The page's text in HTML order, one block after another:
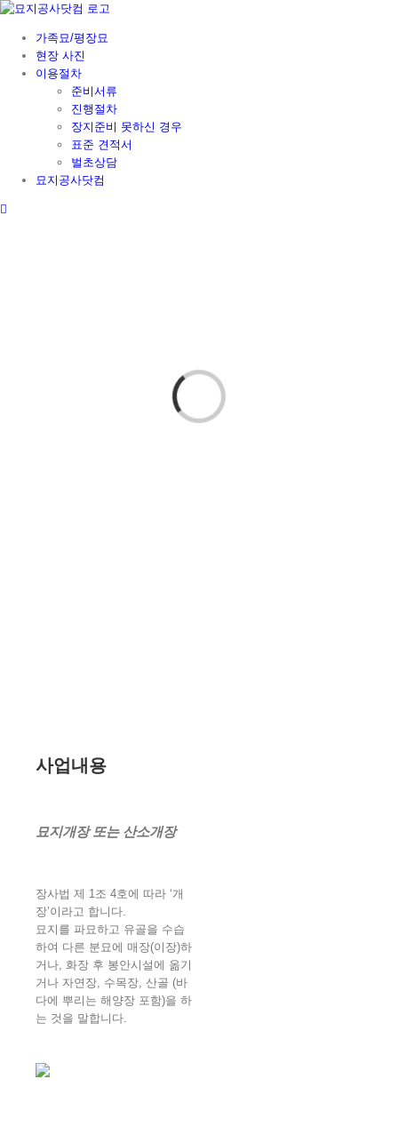
Skip
content가족묘/평장묘
현장 사진
이용절차
준비서류
진행절차
장지준비 못하신 경우
표준 견적서
벌초상담
묘지공사닷컴
Loading...
사업내용
묘지개장 또는 산소개장
장사법 제 1조 4호에 따라 ‘개
장’이라고 합니다.
묘지를 파묘하고 유골을 수습
하여 다른 분묘에 매장(이장)하
거나, 화장 후 봉안시설에 옮기
거나 자연장, 수목장, 산골 (바
다에 뿌리는 해양장 포함)을 하
는 것을 말합니다.